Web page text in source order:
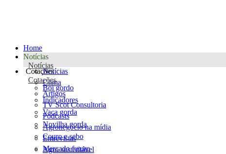
Home
Notícias
Notícias
Notícias
Clima
Artigos
TV Scot Consultoria
Podcasts
Agronegócio na mídia
Entrevistas
Agro sustentável
Cotações
Cotações
Boi gordo
Indicadores
Vaca gorda
Novilha gorda
Couro e sebo
Mercado futuro